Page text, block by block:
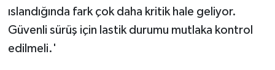
ıslandığında fark çok daha kritik hale geliyor.
Güvenli sürüş için lastik durumu mutlaka kontrol
edilmeli.'